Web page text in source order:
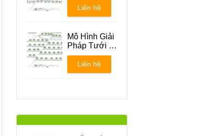
Liên hệ
Mô Hình Giải
Pháp Tưới -
Phương án 2
Liên hệ